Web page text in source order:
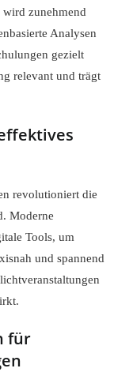
zunehmend
Analysen
gezielt
relevant und trägt
revolutioniert die
Moderne
Tools, um
und spannend
für